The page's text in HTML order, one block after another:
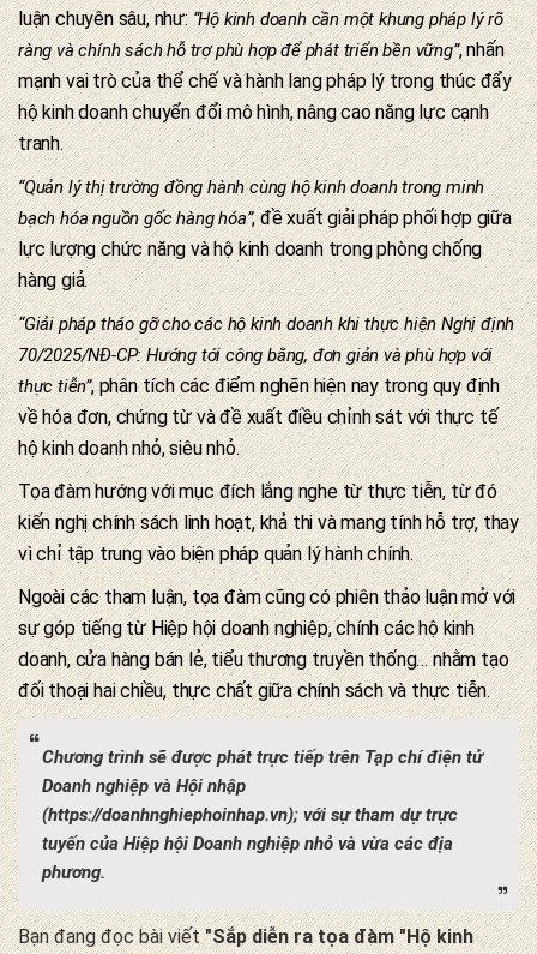
luận chuyên sâu, như:“Hộ kinh doanh cần một khung pháp lý rõ
ràng và chính sách hỗ trợ phù hợp để phát triển bền vững”, nhấn
mạnh vai trò của thể chế và hành lang pháp lý trong thúc đẩy
hộ kinh doanh chuyển đổi mô hình, nâng cao năng lực cạnh
tranh.
“Quản lý thị trường đồng hành cùng hộ kinh doanh trong minh
bạch hóa nguồn gốc hàng hóa”, đề xuất giải pháp phối hợp giữa
lực lượng chức năng và hộ kinh doanh trong phòng chống
hàng giả.
“Giải pháp tháo gỡ cho các hộ kinh doanh khi thực hiện Nghị định
70/2025/NĐ-CP: Hướng tới công bằng, đơn giản và phù hợp với
thực tiễn”, phân tích các điểm nghẽn hiện nay trong quy định
về hóa đơn, chứng từ và đề xuất điều chỉnh sát với thực tế
hộ kinh doanh nhỏ, siêu nhỏ.
Tọa đàm hướng với mục đích lắng nghe từ thực tiễn, từ đó
kiến nghị chính sách linh hoạt, khả thi và mang tính hỗ trợ, thay
vì chỉ tập trung vào biện pháp quản lý hành chính.
Ngoài các tham luận, tọa đàm cũng có phiên thảo luận mở với
sự góp tiếng từ Hiệp hội doanh nghiệp, chính các hộ kinh
doanh, cửa hàng bán lẻ, tiểu thương truyền thống… nhằm tạo
đối thoại hai chiều, thực chất giữa chính sách và thực tiễn.
Chương trình sẽ được phát trực tiếp trên Tạp chí điện tử
Doanh nghiệp và Hội nhập
(https://doanhnghiephoinhap.vn); với sự tham dự trực
tuyến của Hiệp hội Doanh nghiệp nhỏ và vừa các địa
phương.
Bạn đang đọc bài viết"Sắp diễn ra tọa đàm "Hộ kinh